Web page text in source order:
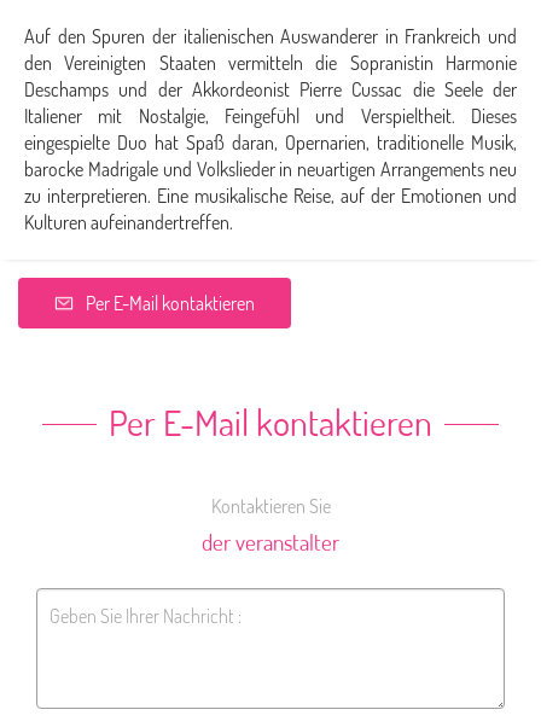
Auf den Spuren der italienischen Auswanderer in Frankreich und
den Vereinigten Staaten vermitteln die Sopranistin Harmonie
Deschamps und der Akkordeonist Pierre Cussac die Seele der
Italiener mit Nostalgie, Feingefühl und Verspieltheit. Dieses
eingespielte Duo hat Spaß daran, Opernarien, traditionelle Musik,
barocke Madrigale und Volkslieder in neuartigen Arrangements neu
zu interpretieren. Eine musikalische Reise, auf der Emotionen und
Kulturen aufeinandertreffen.
Per E-Mail kontaktieren
Per E-Mail kontaktieren
Kontaktieren Sie
der veranstalter